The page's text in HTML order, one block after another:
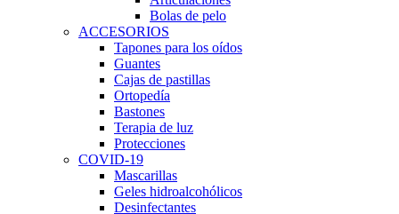
Bolas de pelo
ACCESORIOS
Tapones para los oídos
Guantes
Cajas de pastillas
Ortopedía
Bastones
Terapia de luz
Protecciones
COVID-19
Mascarillas
Geles hidroalcohólicos
Desinfectantes